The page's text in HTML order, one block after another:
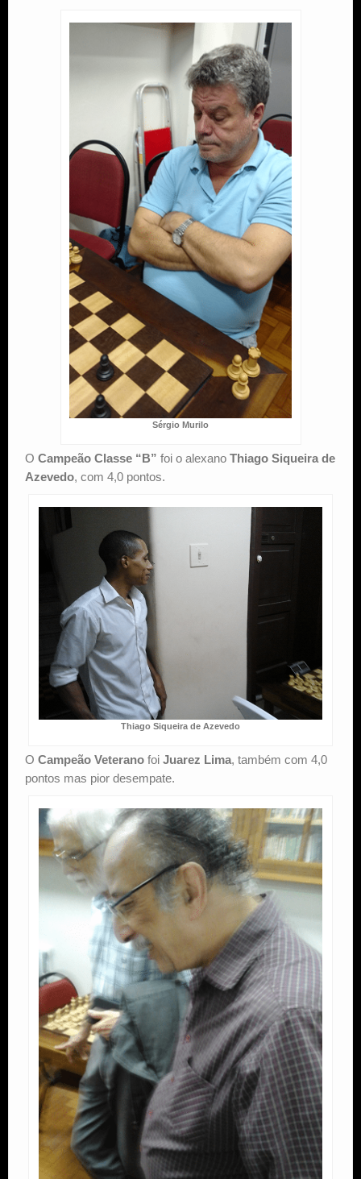
Sérgio Murilo
O Campeão Classe “B” foi o alexano Thiago Siqueira de
Azevedo, com 4,0 pontos.
Thiago Siqueira de Azevedo
O Campeão Veterano foi Juarez Lima, também com 4,0
pontos mas pior desempate.